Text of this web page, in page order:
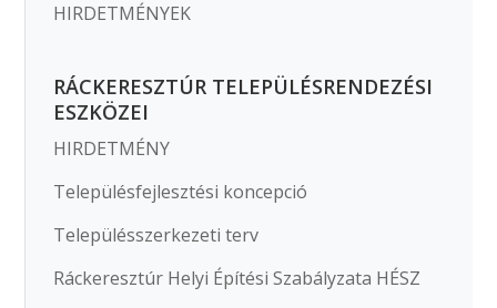
HIRDETMÉNYEK
RÁCKERESZTÚR TELEPÜLÉSRENDEZÉSI
ESZKÖZEI
HIRDETMÉNY
Településfejlesztési koncepció
Településszerkezeti terv
Ráckeresztúr Helyi Építési Szabályzata HÉSZ